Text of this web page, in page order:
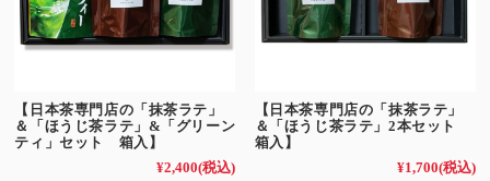
【日本茶専門店の「抹茶ラテ」
＆「ほうじ茶ラテ」&「グリーン
ティ」セット 箱入】
¥2,400(税込)
【日本茶専門店の「抹茶ラテ」
＆「ほうじ茶ラテ」2本セット
箱入】
¥1,700(税込)